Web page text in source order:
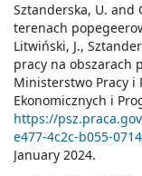
Sztanderska, U. and
terenach
Litwiński, J.,
pracy na obszarach
Ministerstwo Pracy i
Ekonomicznych i
https://
e477-4c2c-b055-
January 2024.